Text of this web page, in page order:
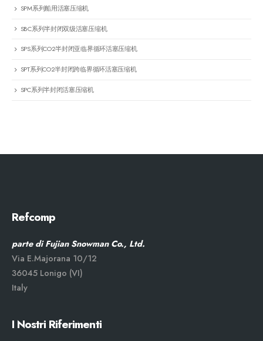
SPM系列船用活塞压缩机
SBC系列半封闭双级活塞压缩机
SPS系列CO2半封闭亚临界循环活塞压缩机
SPT系列CO2半封闭跨临界循环活塞压缩机
SPC系列半封闭活塞压缩机
Refcomp
parte di Fujian Snowman Co., Ltd.
Via E.Majorana 10/12
36045 Lonigo (VI)
Italy
I Nostri Riferimenti